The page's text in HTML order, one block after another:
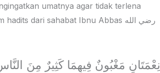
نِعْمَتَانِ مَغْبُونٌ فِيهِمَا كَثِيرٌ مِنَ